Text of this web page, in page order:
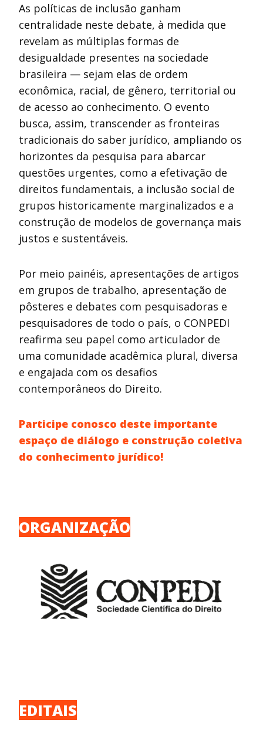
As políticas de inclusão ganham
centralidade neste debate, à medida que
revelam as múltiplas formas de
desigualdade presentes na sociedade
brasileira — sejam elas de ordem
econômica, racial, de gênero, territorial ou
de acesso ao conhecimento. O evento
busca, assim, transcender as fronteiras
tradicionais do saber jurídico, ampliando os
horizontes da pesquisa para abarcar
questões urgentes, como a efetivação de
direitos fundamentais, a inclusão social de
grupos historicamente marginalizados e a
construção de modelos de governança mais
justos e sustentáveis.
Por meio painéis, apresentações de artigos
em grupos de trabalho, apresentação de
pôsteres e debates com pesquisadoras e
pesquisadores de todo o país, o CONPEDI
reafirma seu papel como articulador de
uma comunidade acadêmica plural, diversa
e engajada com os desafios
contemporâneos do Direito.
Participe conosco deste importante
espaço de diálogo e construção coletiva
do conhecimento jurídico!
ORGANIZAÇÃO
EDITAIS